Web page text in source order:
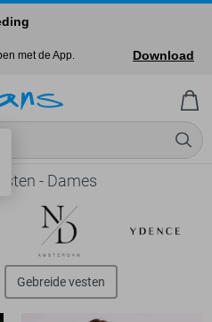
- Dames
Gebreide vesten
met de App.
Download